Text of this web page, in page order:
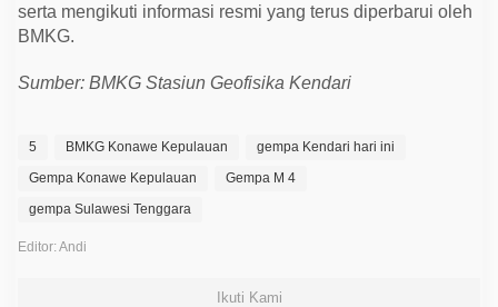
serta mengikuti informasi resmi yang terus diperbarui oleh
BMKG.
Sumber: BMKG Stasiun Geofisika Kendari
5 BMKG Konawe Kepulauan
gempa Kendari hari ini
Gempa Konawe Kepulauan
Gempa M 4
gempa Sulawesi Tenggara
Editor: Andi
Ikuti Kami